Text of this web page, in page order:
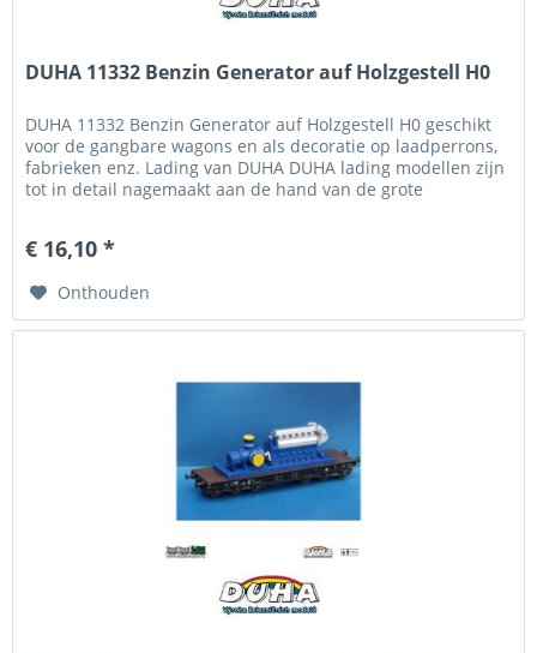
DUHA 11332 Benzin Generator auf Holzgestell H0
DUHA 11332 Benzin Generator auf Holzgestell H0 geschikt
voor de gangbare wagons en als decoratie op laadperrons,
fabrieken enz. Lading van DUHA DUHA lading modellen zijn
tot in detail nagemaakt aan de hand van de grote
€ 16,10 *
Onthouden